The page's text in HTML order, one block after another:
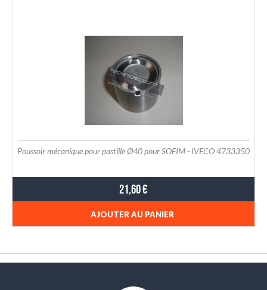
Poussoir mécanique pour pastille Ø40 pour SOFIM - IVECO 4733350
21,60 €
AJOUTER AU PANIER